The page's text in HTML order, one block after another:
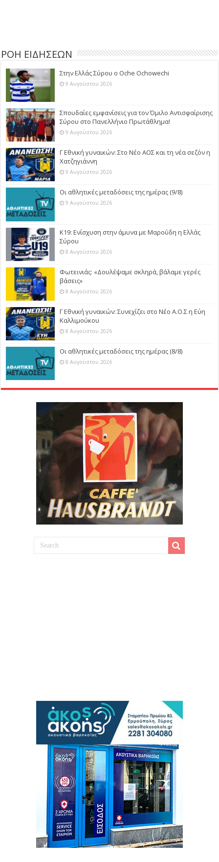
ΡΟΗ ΕΙΔΗΣΕΩΝ
Στην Ελλάς Σύρου ο Oche Ochowechi
9 Αυγούστου 2026
Σπουδαίες εμφανίσεις για τον Όμιλο Αντισφαίρισης
Σύρου στο Πανελλήνιο Πρωτάθλημα!
9 Αυγούστου 2026
Γ Εθνική γυναικών: Στο Νέο ΑΟΣ και τη νέα σεζόν η
Χατζηγιάννη
9 Αυγούστου 2026
Οι αθλητικές μεταδόσεις της ημέρας (9/8)
9 Αυγούστου 2026
Κ19: Ενίσχυση στην άμυνα με Μαρούδη η Ελλάς
Σύρου
8 Αυγούστου 2026
Φωτεινιάς: «Δουλέψαμε σκληρά, βάλαμε γερές
βάσεις»
8 Αυγούστου 2026
Γ Εθνική γυναικών: Συνεχίζει στο Νέο Α.Ο.Σ η Εύη
Καλλιμούκου
8 Αυγούστου 2026
Οι αθλητικές μεταδόσεις της ημέρας (8/8)
8 Αυγούστου 2026